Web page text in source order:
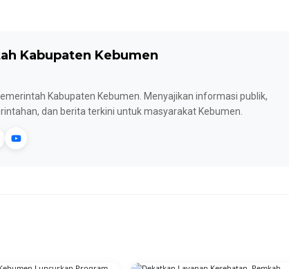
Kabupaten Kebumen
Kabupaten Kebumen. Menyajikan informasi publik,
dan berita terkini untuk masyarakat Kebumen.